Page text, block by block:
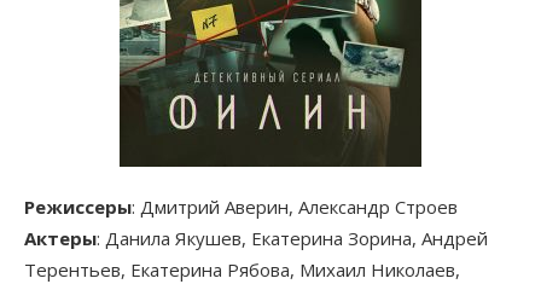
Режиссеры: Дмитрий Аверин, Александр Строев
Актеры: Данила Якушев, Екатерина Зорина, Андрей
Терентьев, Екатерина Рябова, Михаил Николаев,